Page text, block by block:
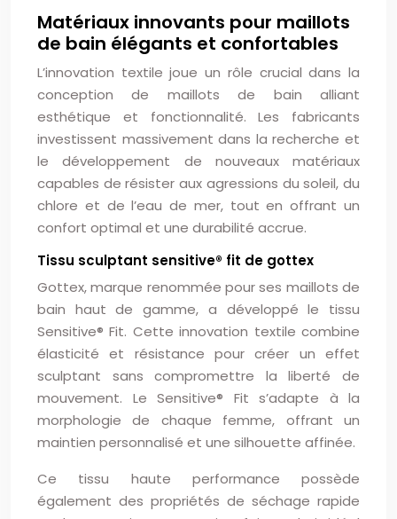
Matériaux innovants pour maillots
de bain élégants et confortables
L’innovation textile joue un rôle crucial dans la
conception de maillots de bain alliant
esthétique et fonctionnalité. Les fabricants
investissent massivement dans la recherche et
le développement de nouveaux matériaux
capables de résister aux agressions du soleil, du
chlore et de l’eau de mer, tout en offrant un
confort optimal et une durabilité accrue.
Tissu sculptant sensitive® fit de gottex
Gottex, marque renommée pour ses maillots de
bain haut de gamme, a développé le tissu
Sensitive® Fit. Cette innovation textile combine
élasticité et résistance pour créer un effet
sculptant sans compromettre la liberté de
mouvement. Le Sensitive® Fit s’adapte à la
morphologie de chaque femme, offrant un
maintien personnalisé et une silhouette affinée.
Ce tissu haute performance possède
également des propriétés de séchage rapide